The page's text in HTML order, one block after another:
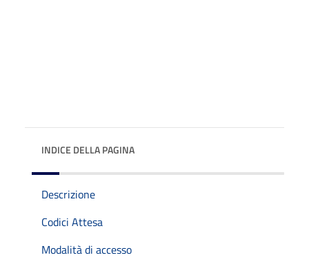
INDICE DELLA PAGINA
Descrizione
Codici Attesa
Modalità di accesso